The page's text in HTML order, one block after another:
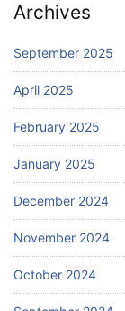
Archives
September 2025
April 2025
February 2025
January 2025
December 2024
November 2024
October 2024